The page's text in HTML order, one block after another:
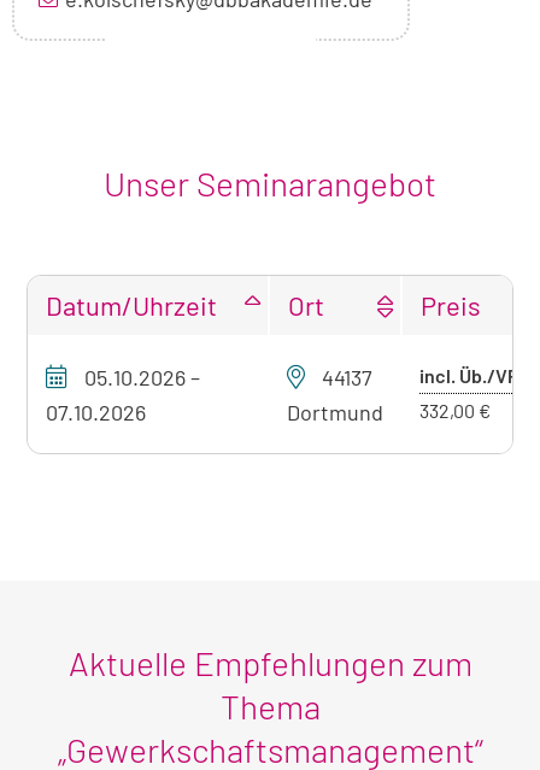
Unser Seminarangebot
Übersicht
unseres
Seminarangebots
Datum/Uhrzeit Ort Preis
05.10.2026–
07.10.2026
44137
Dortmund
incl. Üb./VP
332,00 €
Aktuelle Empfehlungen zum
Thema
„Gewerkschaftsmanagement“